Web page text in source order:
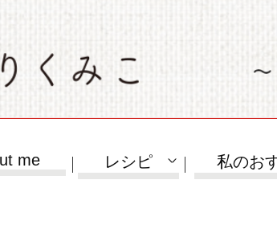
me レシピ 私のお